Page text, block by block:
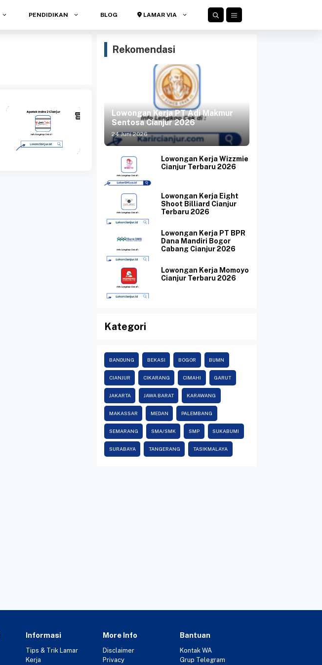
PENDIDIKAN BLOG LAMAR VIA
Rekomendasi
Lowongan Kerja PT Adi Makmur
Sentosa Cianjur 2026
24 Juni 2026
Lowongan Kerja Wizzmie
Cianjur Terbaru 2026
Lowongan Kerja Eight
Shoot Billiard Cianjur
Terbaru 2026
Lowongan Kerja PT BPR
Dana Mandiri Bogor
Cabang Cianjur 2026
Lowongan Kerja Momoyo
Cianjur Terbaru 2026
Kategori
BANDUNG BEKASI BOGOR BUMN
CIANJUR CIKARANG CIMAHI GARUT
JAKARTA JAWA BARAT KARAWANG
MAKASSAR MEDAN PALEMBANG
SEMARANG SMA/SMK SMP SUKABUMI
SURABAYA TANGERANG TASIKMALAYA
Informasi
Tips & Trik Lamar
Kerja
More Info
Disclaimer
Privacy
Bantuan
Kontak WA
Grup Telegram